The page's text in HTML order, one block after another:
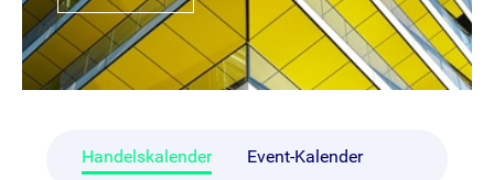
Handelskalender Event-Kalender